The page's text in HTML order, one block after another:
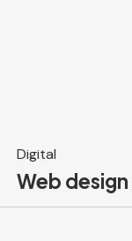
Digital
Web